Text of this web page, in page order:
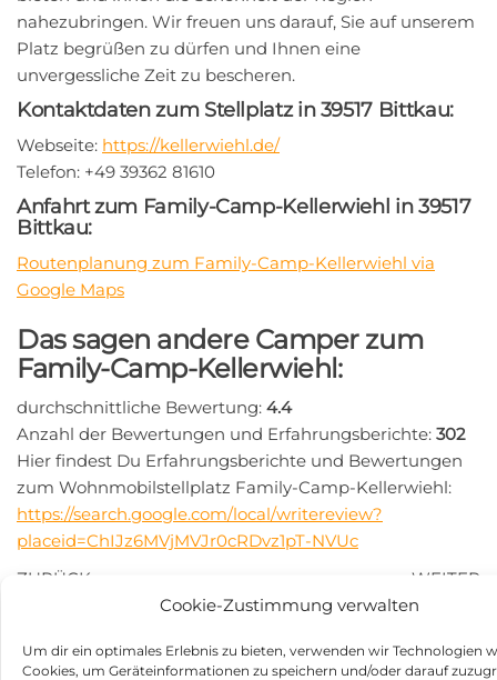
Cookie-Zustimmung verwalten
Um dir ein optimales Erlebnis zu bieten, verwenden wir Technologien
Cookies, um Geräteinformationen zu speichern und/oder darauf
nahezubringen. Wir freuen uns darauf, Sie auf unserem
Platz begrüßen zu dürfen und Ihnen eine
unvergessliche Zeit zu bescheren.
Kontaktdaten zum Stellplatz in 39517 Bittkau:
Webseite: https://kellerwiehl.de/
Telefon: +49 39362 81610
Anfahrt zum Family-Camp-Kellerwiehl in 39517
Bittkau:
Routenplanung zum Family-Camp-Kellerwiehl via
Google Maps
Das sagen andere Camper zum
Family-Camp-Kellerwiehl:
durchschnittliche Bewertung: 4.4
Anzahl der Bewertungen und Erfahrungsberichte: 302
Hier findest Du Erfahrungsberichte und Bewertungen
zum Wohnmobilstellplatz Family-Camp-Kellerwiehl:
https://search.google.com/local/writereview?
placeid=ChIJz6MVjMVJr0cRDvz1pT-NVUc
Beitragsnavigation
Vorheriger
ZURÜCK
Zum Possen – Freizeit-
99706 Sondershausen
WEITER
Reisemobilplatz in 76530